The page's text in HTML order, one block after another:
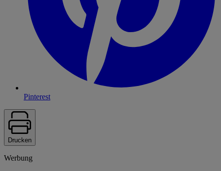
Pinterest
Drucken
Werbung